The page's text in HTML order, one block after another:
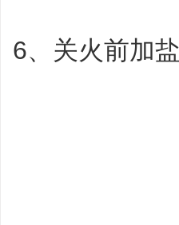
6、关火前加